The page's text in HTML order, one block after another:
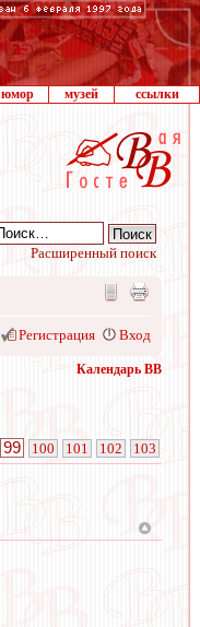
юмор музей ссылки
Расширенный поиск
Регистрация Вход
Календарь ВВ
99 100 101 102 103